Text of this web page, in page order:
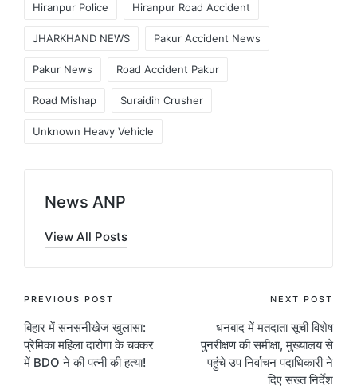
Hiranpur Police Hiranpur Road Accident
JHARKHAND NEWS Pakur Accident News
Pakur News Road Accident Pakur
Road Mishap Suraidih Crusher
Unknown Heavy Vehicle
News ANP
View All Posts
Post
navigation
PREVIOUS POST
बिहार में सनसनीखेज खुलासा:
प्रेमिका महिला दारोगा के चक्कर
में BDO ने की पत्नी की हत्या!
NEXT POST
धनबाद में मतदाता सूची विशेष
पुनरीक्षण की समीक्षा, मुख्यालय से
पहुंचे उप निर्वाचन पदाधिकारी ने
दिए सख्त निर्देश